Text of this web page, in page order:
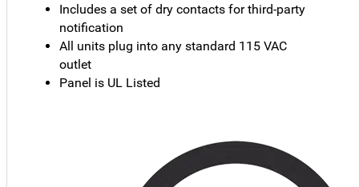
Includes a set of dry contacts for third-party
notification
All units plug into any standard 115 VAC
outlet
Panel is UL Listed